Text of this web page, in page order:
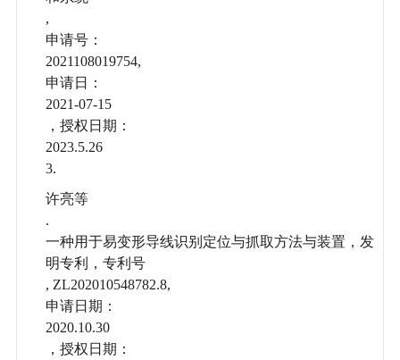
,
申请号：
2021108019754,
申请日：
2021-07-15
，授权日期：
2023.5.26
3.
许亮等
.
一种用于易变形导线识别定位与抓取方法与装置，发
明专利，专利号
, ZL202010548782.8,
申请日期：
2020.10.30
，授权日期：